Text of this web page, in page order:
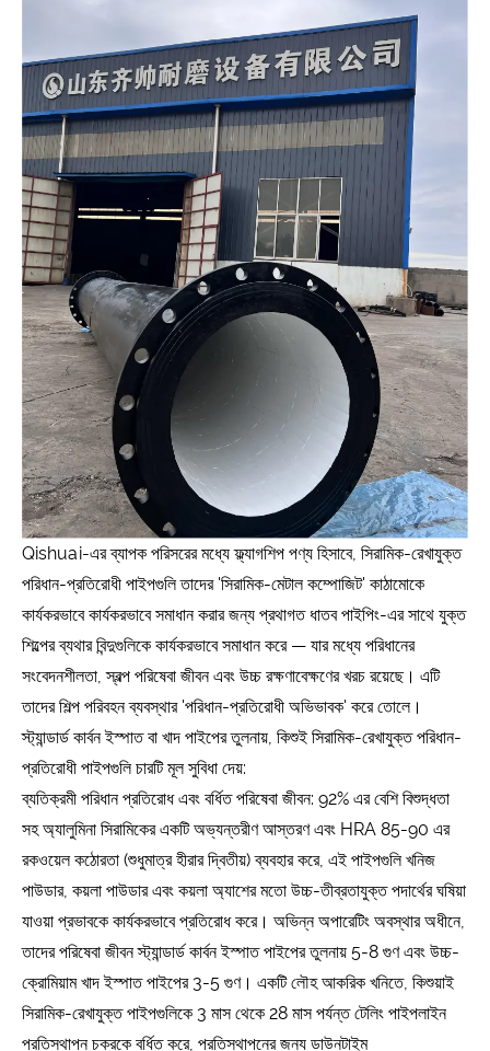
Qishuai-এর ব্যাপক পরিসরের মধ্যে ফ্ল্যাগশিপ পণ্য হিসাবে, সিরামিক-রেখাযুক্ত
পরিধান-প্রতিরোধী পাইপগুলি তাদের 'সিরামিক-মেটাল কম্পোজিট' কাঠামোকে
কার্যকরভাবে কার্যকরভাবে সমাধান করার জন্য প্রথাগত ধাতব পাইপিং-এর সাথে যুক্ত
শিল্পের ব্যথার বিন্দুগুলিকে কার্যকরভাবে সমাধান করে — যার মধ্যে পরিধানের
সংবেদনশীলতা, স্বল্প পরিষেবা জীবন এবং উচ্চ রক্ষণাবেক্ষণের খরচ রয়েছে। এটি
তাদের শিল্প পরিবহন ব্যবস্থার 'পরিধান-প্রতিরোধী অভিভাবক' করে তোলে।
স্ট্যান্ডার্ড কার্বন ইস্পাত বা খাদ পাইপের তুলনায়, কিশুই সিরামিক-রেখাযুক্ত পরিধান-
প্রতিরোধী পাইপগুলি চারটি মূল সুবিধা দেয়:
ব্যতিক্রমী পরিধান প্রতিরোধ এবং বর্ধিত পরিষেবা জীবন: 92% এর বেশি বিশুদ্ধতা
সহ অ্যালুমিনা সিরামিকের একটি অভ্যন্তরীণ আস্তরণ এবং HRA 85-90 এর
রকওয়েল কঠোরতা (শুধুমাত্র হীরার দ্বিতীয়) ব্যবহার করে, এই পাইপগুলি খনিজ
পাউডার, কয়লা পাউডার এবং কয়লা অ্যাশের মতো উচ্চ-তীব্রতাযুক্ত পদার্থের ঘষিয়া
যাওয়া প্রভাবকে কার্যকরভাবে প্রতিরোধ করে। অভিন্ন অপারেটিং অবস্থার অধীনে,
তাদের পরিষেবা জীবন স্ট্যান্ডার্ড কার্বন ইস্পাত পাইপের তুলনায় 5-8 গুণ এবং উচ্চ-
ক্রোমিয়াম খাদ ইস্পাত পাইপের 3-5 গুণ। একটি লৌহ আকরিক খনিতে, কিশুয়াই
সিরামিক-রেখাযুক্ত পাইপগুলিকে 3 মাস থেকে 28 মাস পর্যন্ত টেলিং পাইপলাইন
প্রতিস্থাপন চক্রকে বর্ধিত করে, প্রতিস্থাপনের জন্য ডাউনটাইম